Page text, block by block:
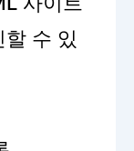
수 있